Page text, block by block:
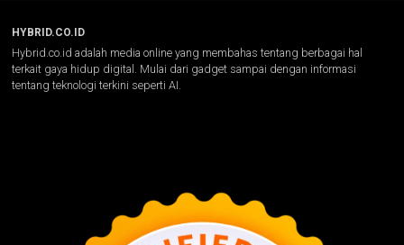
HYBRID.CO.ID
Hybrid.co.id adalah media online yang membahas tentang berbagai hal
terkait gaya hidup digital. Mulai dari gadget sampai dengan informasi
tentang teknologi terkini seperti AI.